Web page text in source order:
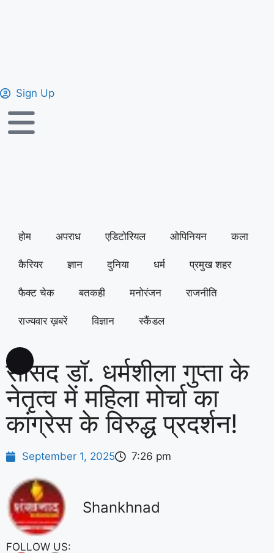
Sign Up
होम अपराध एडिटोरियल ओपिनियन कला
कैरियर ज्ञान दुनिया धर्म प्रमुख शहर
फैक्ट चेक बतकही मनोरंजन राजनीति
राज्यवार ख़बरें विज्ञान स्कैंडल
सांसद डॉ. धर्मशीला गुप्ता के
नेतृत्व में महिला मोर्चा का
कांग्रेस के विरुद्ध प्रदर्शन!
September 1, 2025 7:26 pm
Shankhnad
FOLLOW US: